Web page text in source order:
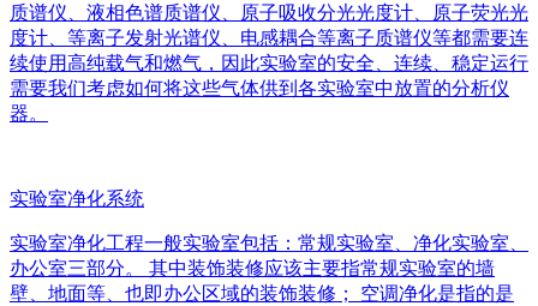
质谱仪、液相色谱质谱仪、原子吸收分光光度计、原子荧光光
度计、等离子发射光谱仪、电感耦合等离子质谱仪等都需要连
续使用高纯载气和燃气，因此实验室的安全、连续、稳定运行
需要我们考虑如何将这些气体供到各实验室中放置的分析仪
器。
实验室净化系统
实验室净化工程一般实验室包括：常规实验室、净化实验室、
办公室三部分。 其中装饰装修应该主要指常规实验室的墙
壁、地面等、也即办公区域的装饰装修； 空调净化是指的是